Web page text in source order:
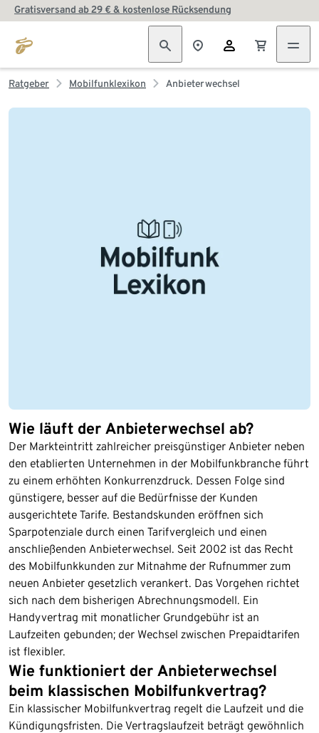
Gratisversand ab 29 € & kostenlose Rücksendung
Ratgeber Mobilfunklexikon Anbieterwechsel
Wie läuft der Anbieterwechsel ab?
Der Markteintritt zahlreicher preisgünstiger Anbieter neben
den etablierten Unternehmen in der Mobilfunkbranche führt
zu einem erhöhten Konkurrenzdruck. Dessen Folge sind
günstigere, besser auf die Bedürfnisse der Kunden
ausgerichtete Tarife. Bestandskunden eröffnen sich
Sparpotenziale durch einen Tarifvergleich und einen
anschließenden Anbieterwechsel. Seit 2002 ist das Recht
des Mobilfunkkunden zur Mitnahme der Rufnummer zum
neuen Anbieter gesetzlich verankert. Das Vorgehen richtet
sich nach dem bisherigen Abrechnungsmodell. Ein
Handyvertrag mit monatlicher Grundgebühr ist an
Laufzeiten gebunden; der Wechsel zwischen Prepaidtarifen
ist flexibler.
Wie funktioniert der Anbieterwechsel
beim klassischen Mobilfunkvertrag?
Ein klassischer Mobilfunkvertrag regelt die Laufzeit und die
Kündigungsfristen. Die Vertragslaufzeit beträgt gewöhnlich